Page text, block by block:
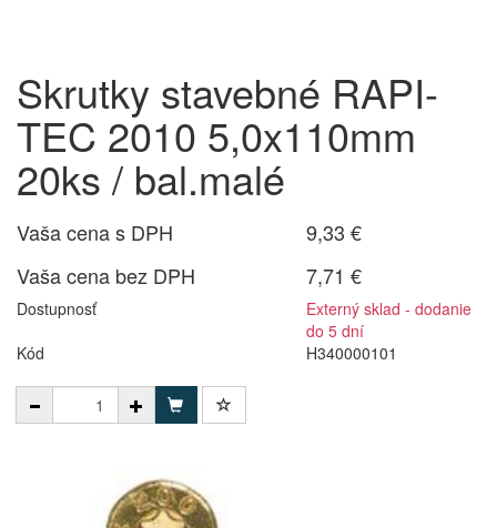
Skrutky stavebné RAPI-
TEC 2010 5,0x110mm
20ks / bal.malé
Vaša cena s DPH
9,33 €
Vaša cena bez DPH
7,71 €
Dostupnosť
Externý sklad - dodanie
do 5 dní
Kód
H340000101